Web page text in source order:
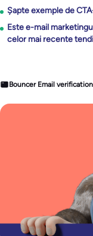
Șapte exemple de
Este e-mail
celor mai recente
Bouncer Email verification